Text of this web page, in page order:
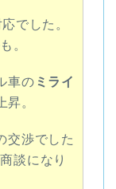
でした。
。
車の ミライ
昇。
交渉でした
談になり